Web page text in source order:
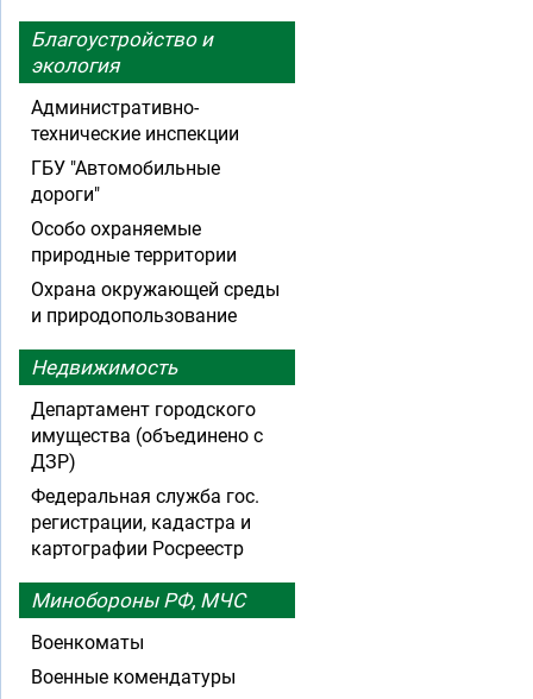
Благоустройство и
экология
Административно-
технические инспекции
ГБУ "Автомобильные
дороги"
Особо охраняемые
природные территории
Охрана окружающей среды
и природопользование
Недвижимость
Департамент городского
имущества (объединено с
ДЗР)
Федеральная служба гос.
регистрации, кадастра и
картографии Росреестр
Минобороны РФ, МЧС
Военкоматы
Военные комендатуры